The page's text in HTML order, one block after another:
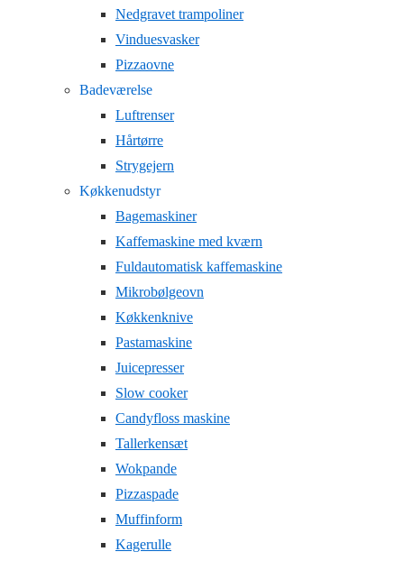
Nedgravet trampoliner
Vinduesvasker
Pizzaovne
Badeværelse
Luftrenser
Hårtørre
Strygejern
Køkkenudstyr
Bagemaskiner
Kaffemaskine med kværn
Fuldautomatisk kaffemaskine
Mikrobølgeovn
Køkkenknive
Pastamaskine
Juicepresser
Slow cooker
Candyfloss maskine
Tallerkensæt
Wokpande
Pizzaspade
Muffinform
Kagerulle